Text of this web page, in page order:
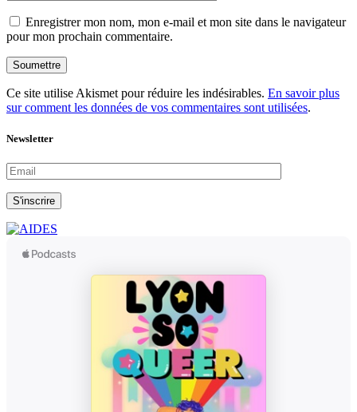
Enregistrer mon nom, mon e-mail et mon site dans le navigateur
pour mon prochain commentaire.
Soumettre
Ce site utilise Akismet pour réduire les indésirables. En savoir plus
sur comment les données de vos commentaires sont utilisées.
Newsletter
S'inscrire